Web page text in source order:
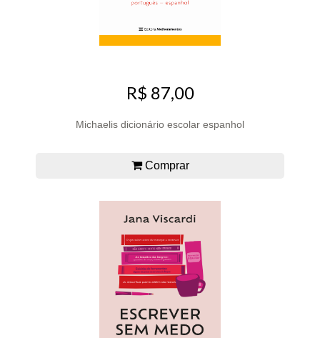
R$ 87,00
Michaelis dicionário escolar espanhol
Comprar